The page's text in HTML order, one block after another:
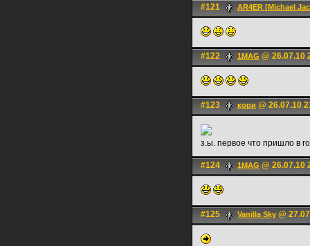
#121 AR4ER [Michael
#122 1MAG @ 26.07.10
#123 кори @ 26.07.10
з.ы. первое что пришло в
#124 1MAG @ 26.07.10
#125 Vanilla Sky @